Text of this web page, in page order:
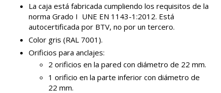
La caja está fabricada cumpliendo los requisitos de la
norma Grado I UNE EN 1143-1:2012. Está
autocertificada por BTV, no por un tercero.
Color gris (RAL 7001).
Orificios para anclajes:
2 orificios en la pared con diámetro de 22 mm.
1 orificio en la parte inferior con diámetro de
22 mm.